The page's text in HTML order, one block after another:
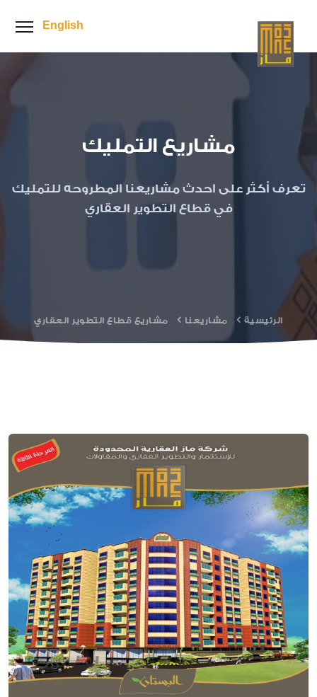
English
مشاريع التمليك
تعرف أكثر على احدث مشاريعنا المطروحه للتمليك
في قطاع التطوير العقاري
الرئيسية مشاريعنا مشاريع قطاع التطوير العقاري